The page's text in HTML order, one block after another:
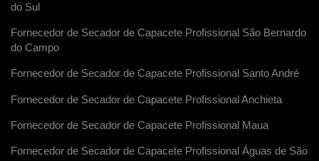
do Sul
Fornecedor de Secador de Capacete Profissional São Bernardo
do Campo
Fornecedor de Secador de Capacete Profissional Santo André
Fornecedor de Secador de Capacete Profissional Anchieta
Fornecedor de Secador de Capacete Profissional Maua
Fornecedor de Secador de Capacete Profissional Águas de São